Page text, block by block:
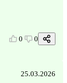
0 0
25.03.2026